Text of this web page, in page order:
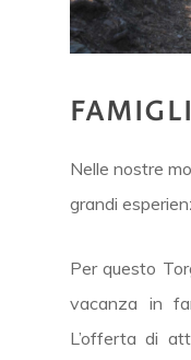
Nelle nostre
grandi
Per questo
vacanza in
L’offerta di